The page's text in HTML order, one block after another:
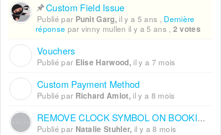
Custom Field Issue
Publié par Punit Garg, il y a 5 ans , Dernière
réponse par vinny mullen il y a 5 ans , 2 votes
Vouchers
Publié par Elise Harwood, il y a 7 mois
Custom Payment Method
Publié par Richard Amlot, il y a 8 mois
REMOVE CLOCK SYMBOL ON BOOKING WIDGET
Publié par Natalie Stuhler, il y a 8 mois